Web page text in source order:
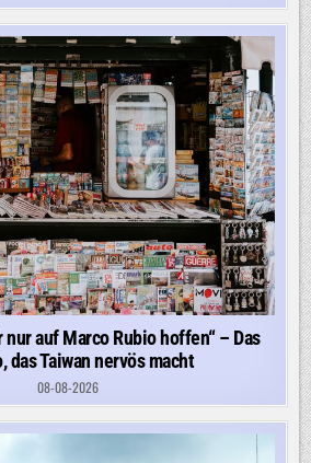
auf Marco Rubio hoffen“ – Das
das Taiwan nervös macht
08-08-2026